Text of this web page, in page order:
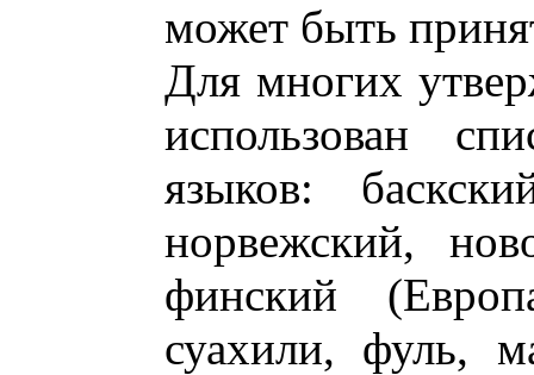
может быть
Для многих
использован
языков:
норвежский,
финский
суахили, фуль,